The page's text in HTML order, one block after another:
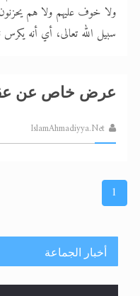
ولا خوف عليهم ولا هم
سبيل الله تعالى، أي أنه يكرس
عرض خاص عن
IslamAhmadiyya.Net
1
أخبار الجماعة